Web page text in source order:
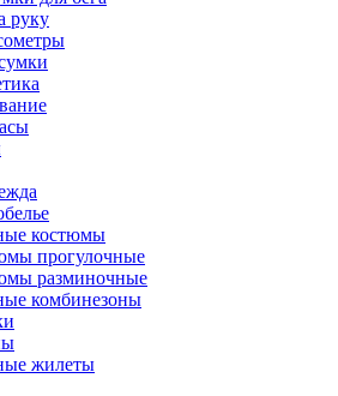
руку
костюмы
прогулочные
разминочные
комбинезоны
жилеты